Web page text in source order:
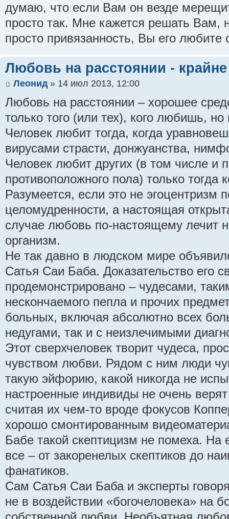
думаю, что если Вам он везде
просто так. Мне кажется решать Вам,
просто привязанность, Вы его любите
Любовь на расстоянии -
Леонид » 14 июл 2013, 12:00
Любовь на расстоянии – хорошее
только того (или тех), кого любишь, но
Человек любит тогда, когда
вирусами страсти, донжуанства,
Человек любит других (в том числе и
противоположного пола) только тогда
Разумеется, если это не эгоцентризм
целомудренности, а настоящая
случае любовь по-настоящему лечит
организм.
Не так давно в людском мире
Сатья Саи Баба. Доказательство его
продемонстрировано – чудесами,
нескончаемого пепла и прочих
больных, включая абсолютно всех
недугами, так и с неизлечимыми
Этот сверхчеловек творит чудеса,
чувством любви. Рядом с ним люди
такую эйфорию, какой никогда не
настроенные индивиды не очень
считая их чем-то вроде фокусов
хорошо смонтированным
Бабе такой скептицизм не помеха. На
все – от закоренелых скептиков до
фанатиков.
Сам Сатья Саи Баба и эксперты
не в воздействии «богочеловека» на